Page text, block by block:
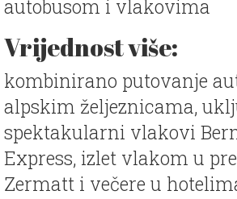
autobusom i vlakovima
Vrijednost više:
kombinirano putovanje
alpskim željeznicama,
spektakularni vlakovi
Express, izlet vlakom u
Zermatt i večere u